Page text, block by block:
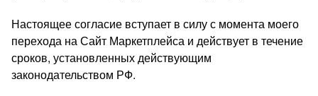
Настоящее согласие вступает в силу с момента моего
перехода на Сайт Маркетплейса и действует в течение
сроков, установленных действующим
законодательством РФ.